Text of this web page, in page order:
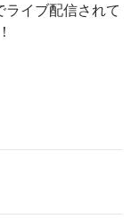
ライブ配信されて